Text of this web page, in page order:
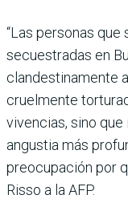
“Las personas
secuestradas en
clandestinamente
cruelmente
vivencias, sino
angustia más
preocupación por
Risso a la AFP.